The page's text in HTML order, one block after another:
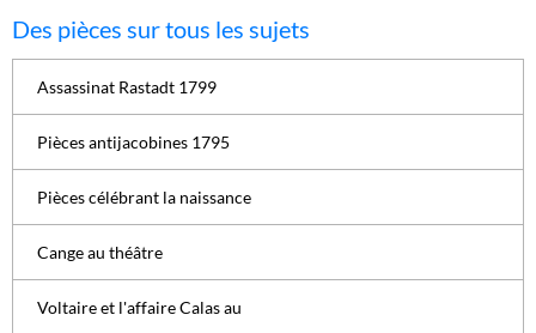
Des pièces sur tous les sujets
Assassinat Rastadt 1799
Pièces antijacobines 1795
Pièces célébrant la naissance
Cange au théâtre
Voltaire et l'affaire Calas au